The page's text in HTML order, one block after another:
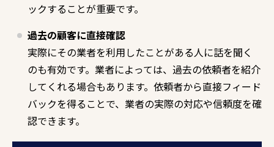
ックすることが重要です。
過去の顧客に直接確認
実際にその業者を利用したことがある人に話を聞く
のも有効です。業者によっては、過去の依頼者を紹介
してくれる場合もあります。依頼者から直接フィード
バックを得ることで、業者の実際の対応や信頼度を確
認できます。